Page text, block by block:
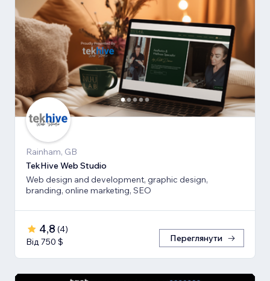
Rainham, GB
TekHive Web Studio
Web design and development, graphic design,
branding, online marketing, SEO
4,8 (4)
Від 750 $
Переглянути